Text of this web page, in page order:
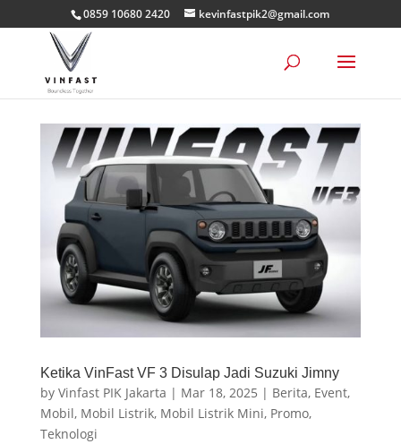
0859 10680 2420 kevinfastpik2@gmail.com
Ketika VinFast VF 3 Disulap Jadi Suzuki Jimny
by Vinfast PIK Jakarta | Mar 18, 2025 | Berita, Event,
Mobil, Mobil Listrik, Mobil Listrik Mini, Promo,
Teknologi